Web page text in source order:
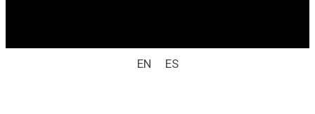
EN ES